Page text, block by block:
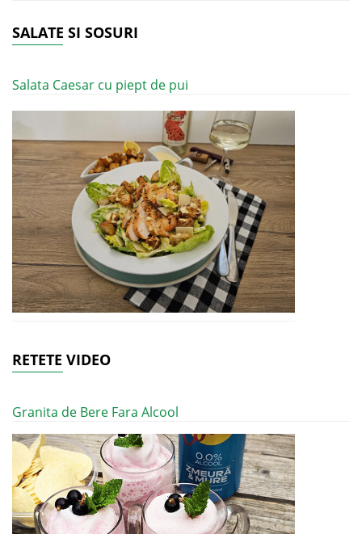
SALATE SI SOSURI
Salata Caesar cu piept de pui
RETETE VIDEO
Granita de Bere Fara Alcool